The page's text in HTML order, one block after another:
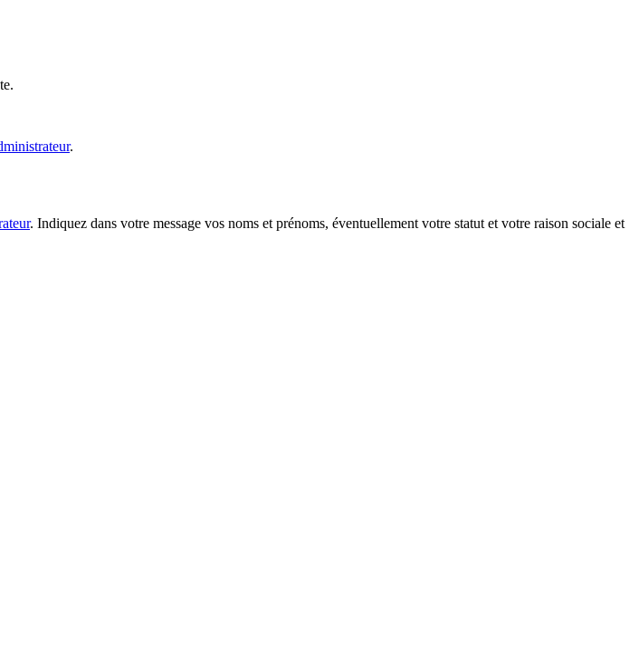
.
. Indiquez dans votre message vos noms et prénoms, éventuellement votre statut et votre raison sociale et